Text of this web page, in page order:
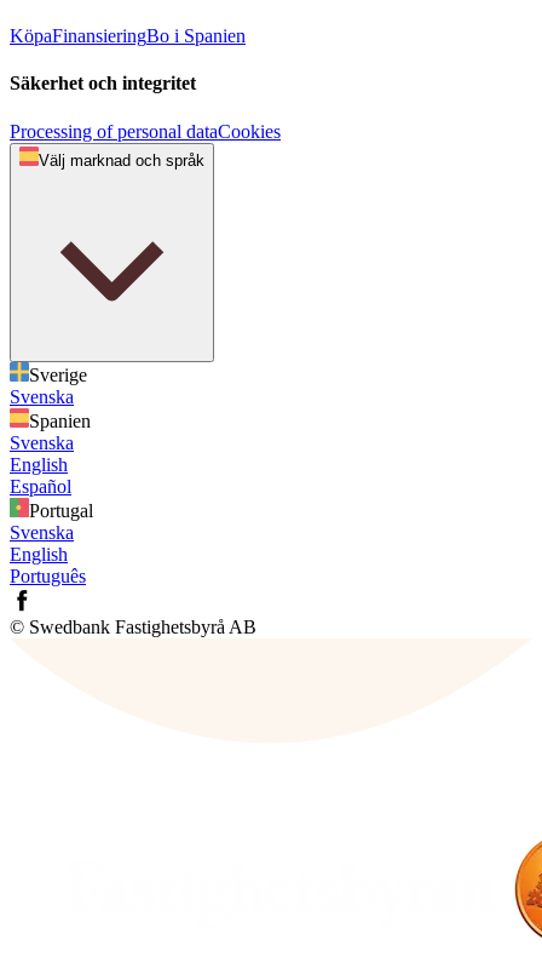
KöpaFinansieringBo i Spanien
Säkerhet och integritet
Processing of personal dataCookies
Välj marknad och språk
Sverige
Svenska
Spanien
Svenska
English
Español
Portugal
Svenska
English
Português
© Swedbank Fastighetsbyrå AB